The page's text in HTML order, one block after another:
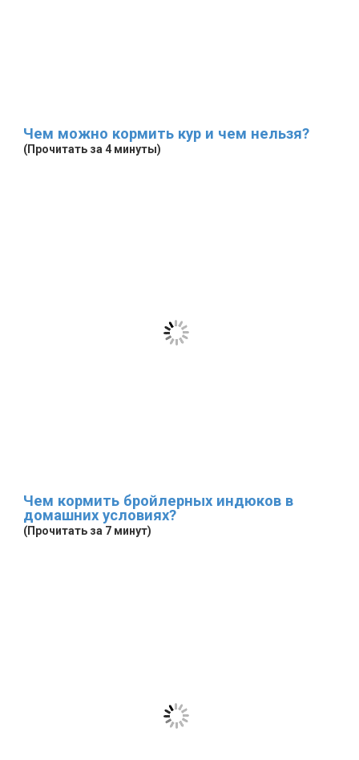
Чем можно кормить кур и чем нельзя?
(Прочитать за 4 минуты)
Чем кормить бройлерных индюков в
домашних условиях?
(Прочитать за 7 минут)